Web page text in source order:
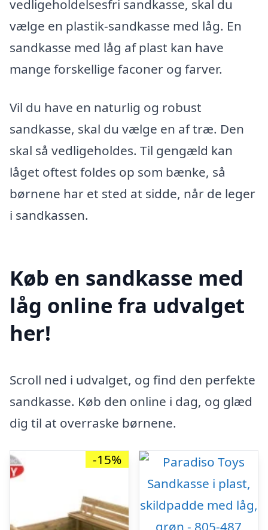
vedligeholdelsesfri sandkasse, skal du
vælge en plastik-sandkasse med låg. En
sandkasse med låg af plast kan have
mange forskellige faconer og farver.
Vil du have en naturlig og robust
sandkasse, skal du vælge en af træ. Den
skal så vedligeholdes. Til gengæld kan
låget oftest foldes op som bænke, så
børnene har et sted at sidde, når de leger
i sandkassen.
Køb en sandkasse med
låg online fra udvalget
her!
Scroll ned i udvalget, og find den perfekte
sandkasse. Køb den online i dag, og glæd
dig til at overraske børnene.
-15%